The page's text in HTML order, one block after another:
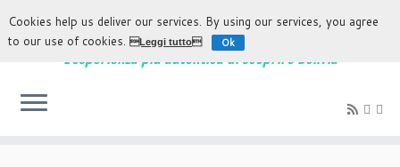
L'esperienza più autentica di scoprire Bolivia
Cookies help us deliver our services. By using our services, you agree
to our use of cookies.Leggi tutto Ok